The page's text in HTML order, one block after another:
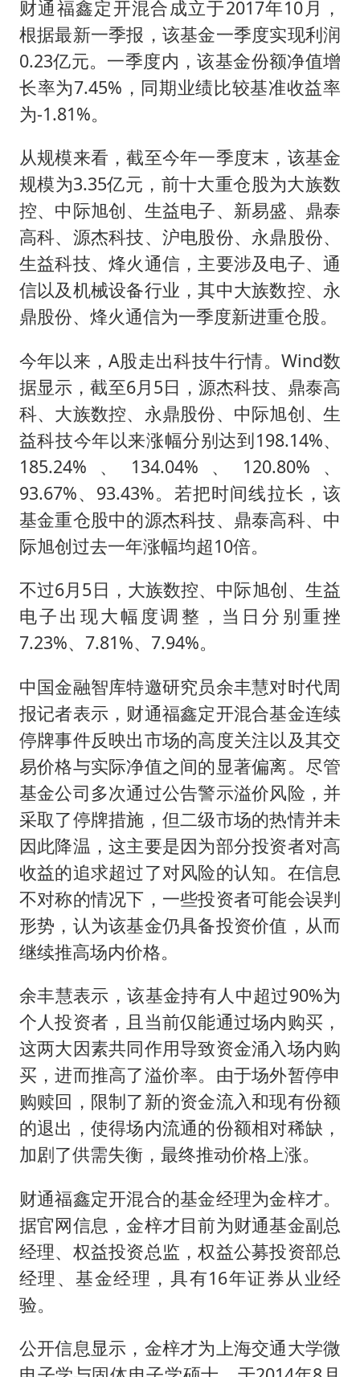
财通福鑫定开混合成立于2017年10月，
根据最新一季报，该基金一季度实现利润
0.23亿元。一季度内，该基金份额净值增
长率为7.45%，同期业绩比较基准收益率
为-1.81%。
从规模来看，截至今年一季度末，该基金
规模为3.35亿元，前十大重仓股为大族数
控、中际旭创、生益电子、新易盛、鼎泰
高科、源杰科技、沪电股份、永鼎股份、
生益科技、烽火通信，主要涉及电子、通
信以及机械设备行业，其中大族数控、永
鼎股份、烽火通信为一季度新进重仓股。
今年以来，A股走出科技牛行情。Wind数
据显示，截至6月5日，源杰科技、鼎泰高
科、大族数控、永鼎股份、中际旭创、生
益科技今年以来涨幅分别达到198.14%、
185.24%、134.04%、120.80%、
93.67%、93.43%。若把时间线拉长，该
基金重仓股中的源杰科技、鼎泰高科、中
际旭创过去一年涨幅均超10倍。
不过6月5日，大族数控、中际旭创、生益
电子出现大幅度调整，当日分别重挫
7.23%、7.81%、7.94%。
中国金融智库特邀研究员余丰慧对时代周
报记者表示，财通福鑫定开混合基金连续
停牌事件反映出市场的高度关注以及其交
易价格与实际净值之间的显著偏离。尽管
基金公司多次通过公告警示溢价风险，并
采取了停牌措施，但二级市场的热情并未
因此降温，这主要是因为部分投资者对高
收益的追求超过了对风险的认知。在信息
不对称的情况下，一些投资者可能会误判
形势，认为该基金仍具备投资价值，从而
继续推高场内价格。
余丰慧表示，该基金持有人中超过90%为
个人投资者，且当前仅能通过场内购买，
这两大因素共同作用导致资金涌入场内购
买，进而推高了溢价率。由于场外暂停申
购赎回，限制了新的资金流入和现有份额
的退出，使得场内流通的份额相对稀缺，
加剧了供需失衡，最终推动价格上涨。
财通福鑫定开混合的基金经理为金梓才。
据官网信息，金梓才目前为财通基金副总
经理、权益投资总监，权益公募投资部总
经理、基金经理，具有16年证券从业经
验。
公开信息显示，金梓才为上海交通大学微